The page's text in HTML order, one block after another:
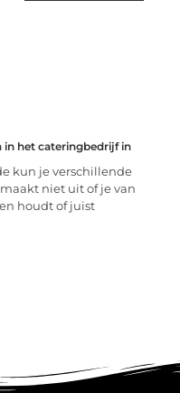
in het cateringbedrijf in
kun je verschillende
niet uit of je van
houdt of juist